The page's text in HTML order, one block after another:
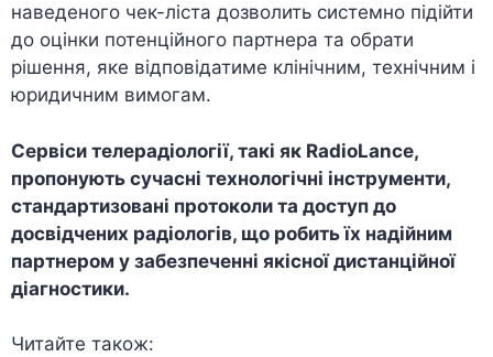
наведеного чек-ліста дозволить системно підійти
до оцінки потенційного партнера та обрати
рішення, яке відповідатиме клінічним, технічним і
юридичним вимогам.
Сервіси телерадіології, такі як RadioLance,
пропонують сучасні технологічні інструменти,
стандартизовані протоколи та доступ до
досвідчених радіологів, що робить їх надійним
партнером у забезпеченні якісної дистанційної
діагностики.
Читайте також: